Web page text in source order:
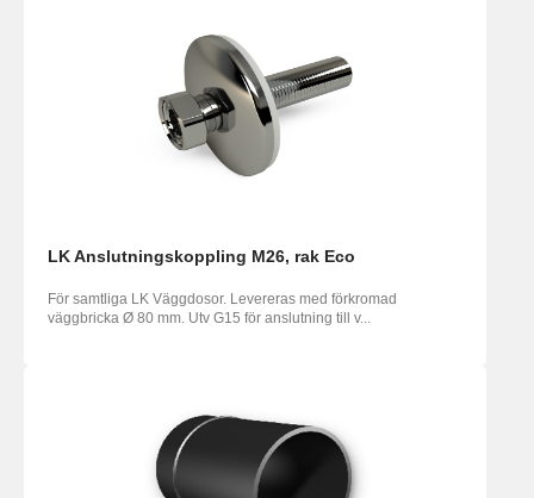
LK Anslutningskoppling M26, rak Eco
För samtliga LK Väggdosor. Levereras med förkromad
väggbricka Ø 80 mm. Utv G15 för anslutning till v...